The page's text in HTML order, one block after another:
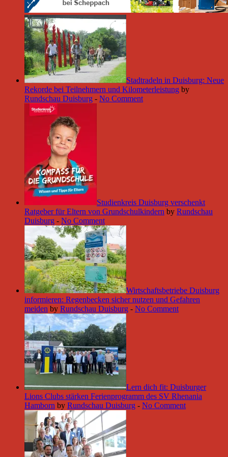
Stadtradeln in Duisburg: Neue
Rekorde bei Teilnehmern und Kilometerleistung by
Rundschau Duisburg - No Comment
Studienkreis Duisburg verschenkt
Ratgeber für Eltern von Grundschulkindern by Rundschau
Duisburg - No Comment
Wirtschaftsbetriebe Duisburg
informieren: Regenbecken sicher nutzen und Gefahren
meiden by Rundschau Duisburg - No Comment
Lern dich fit: Duisburger
Lions Clubs stärken Ferienprogramm des SV Rhenania
Hamborn by Rundschau Duisburg - No Comment